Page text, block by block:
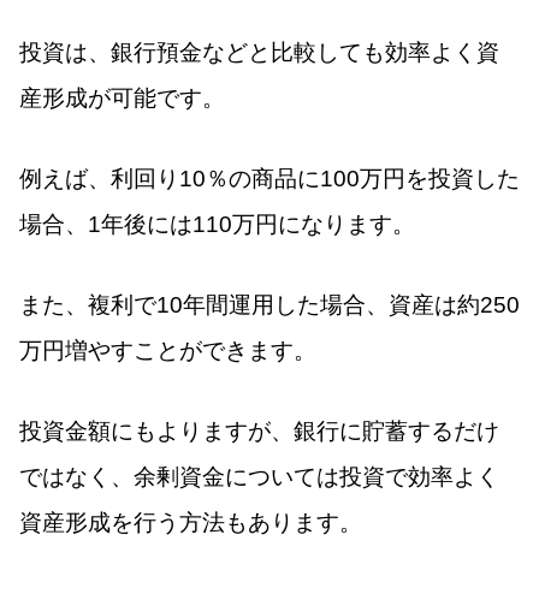
投資は、銀行預金などと比較しても効率よく資
産形成が可能です。
例えば、利回り10％の商品に100万円を投資した
場合、1年後には110万円になります。
また、複利で10年間運用した場合、資産は約250
万円増やすことができます。
投資金額にもよりますが、銀行に貯蓄するだけ
ではなく、余剰資金については投資で効率よく
資産形成を行う方法もあります。